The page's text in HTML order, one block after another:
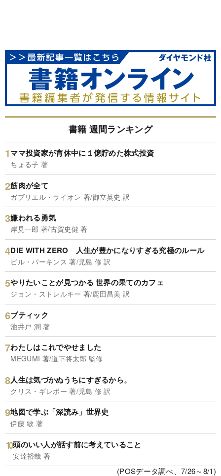
書籍 週間ランキング
ママ投資家が育休中に１億貯めた株式投資
ちょる子 著
筋肉が全て
ガブリエル・ライオン 著/御立英史 訳
嫌われる勇気
岸見一郎 著/古賀史健 著
DIE WITH ZERO 人生が豊かになりすぎる究極のルール
ビル・パーキンス 著/児島 修 訳
やりたいことが見つかる 世界の果てのカフェ
ジョン・ストレルキー 著/鹿田昌美 訳
ブティック
池井戸 潤 著
わたしはこれでやせました
MEGUMI 著/道下将太郎 監修
人生は気づかぬうちにすぎるから。
クリス・ギレボー 著/児島 修 訳
地図で学ぶ「深読み」世界史
伊藤 敏 著
頭のいい人が話す前に考えていること
安達裕哉 著
(POSデータ調べ、7/26～8/1)